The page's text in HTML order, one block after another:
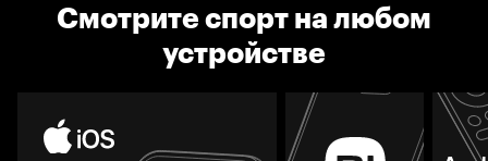
Смотрите спорт на любом
устройстве